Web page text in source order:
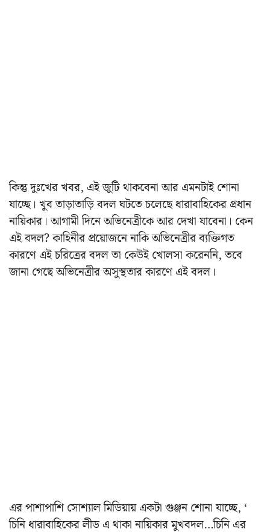
কিন্তু দুঃখের খবর, এই জুটি থাকবেনা আর এমনটাই শোনা
যাচ্ছে। খুব তাড়াতাড়ি বদল ঘটতে চলেছে ধারাবাহিকের প্রধান
নায়িকার। আগামী দিনে অভিনেত্রীকে আর দেখা যাবেনা। কেন
এই বদল? কাহিনীর প্রয়োজনে নাকি অভিনেত্রীর ব্যক্তিগত
কারণে এই চরিত্রের বদল তা কেউই খোলসা করেননি, তবে
জানা গেছে অভিনেত্রীর অসুস্থতার কারণে এই বদল।
এর পাশাপাশি সোশ্যাল মিডিয়ায় একটা গুঞ্জন শোনা যাচ্ছে, ‘
চিনি ধারাবাহিকের লীড এ থাকা নায়িকার মুখবদল…চিনি এর